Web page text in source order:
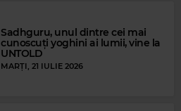
Sadhguru, unul dintre cei mai
cunoscuți yoghini ai lumii, vine la
UNTOLD
MARȚI, 21 IULIE 2026